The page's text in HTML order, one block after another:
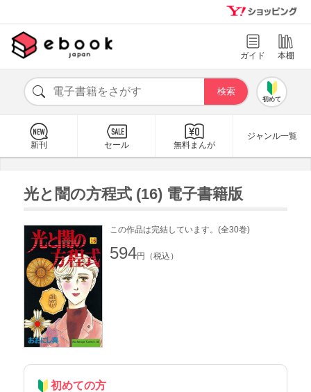
ガイド 本棚
初めて
新刊 セール 無料まんが
ジャンル一覧
光と闇の方程式 (16) 電子書籍版
この作品は完結しています。(全30巻)
594円（税込）
初めての方